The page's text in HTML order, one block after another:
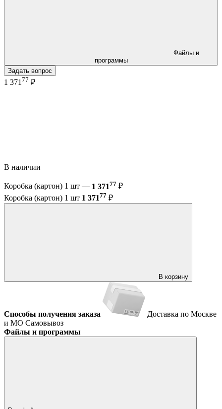
программы
Задать вопрос
1 371 77 ₽
В наличии
Коробка (картон) 1 шт — 1 37177 ₽
Коробка (картон) 1 шт 1 37177 ₽
В корзину
Способы получения заказа
Доставка по Москве
и МО Самовывоз
Файлы и программы